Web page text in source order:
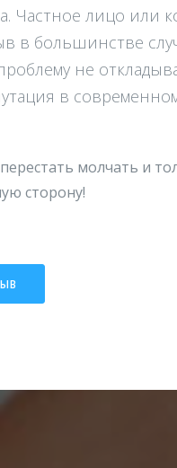
Частное лицо или
в большинстве
не
в
молчать и
сторону!